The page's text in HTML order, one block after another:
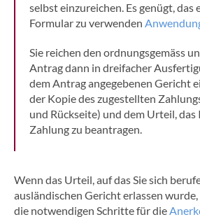
selbst einzureichen. Es genügt, das
Formular zu verwenden
Sie reichen den ordnungsgemäss
Antrag dann in dreifacher
dem Antrag angegebenen Gericht
der Kopie des zugestellten
und Rückseite) und dem Urteil,
Zahlung zu beantragen.
Wenn das Urteil, auf das Sie sich
ausländischen Gericht erlassen
die notwendigen Schritte für die